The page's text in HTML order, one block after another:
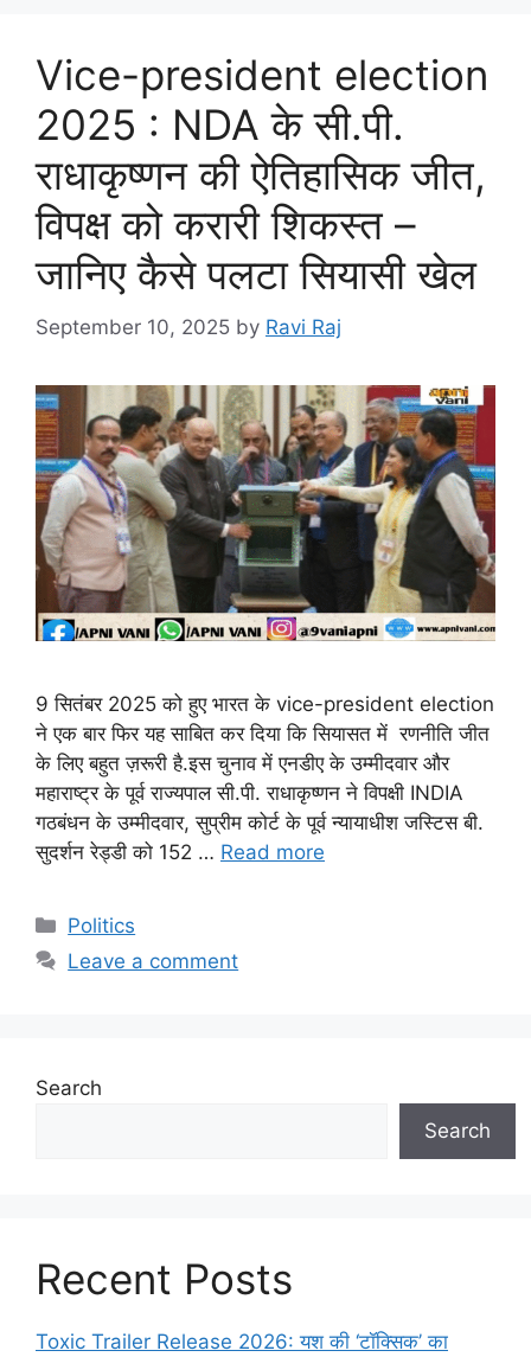
Vice-president election
2025 : NDA के सी.पी.
राधाकृष्णन की ऐतिहासिक जीत,
विपक्ष को करारी शिकस्त –
जानिए कैसे पलटा सियासी खेल
September 10, 2025 by Ravi Raj
9 सितंबर 2025 को हुए भारत के vice-president election
ने एक बार फिर यह साबित कर दिया कि सियासत में रणनीति जीत
के लिए बहुत ज़रूरी है.इस चुनाव में एनडीए के उम्मीदवार और
महाराष्ट्र के पूर्व राज्यपाल सी.पी. राधाकृष्णन ने विपक्षी INDIA
गठबंधन के उम्मीदवार, सुप्रीम कोर्ट के पूर्व न्यायाधीश जस्टिस बी.
सुदर्शन रेड्डी को 152 … Read more
Categories
Politics
Leave a comment
Search
Search
Recent Posts
Toxic Trailer Release 2026: यश की ‘टॉक्सिक’ का